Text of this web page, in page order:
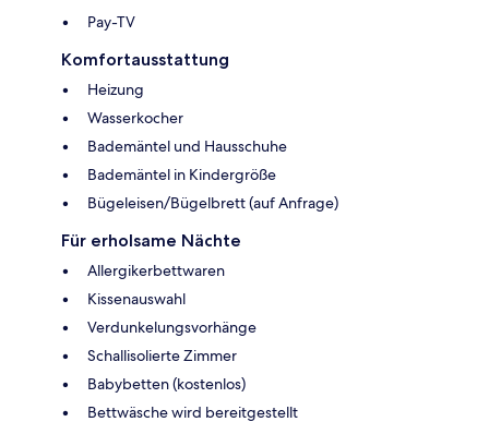
Pay-TV
Komfortausstattung
Heizung
Wasserkocher
Bademäntel und Hausschuhe
Bademäntel in Kindergröße
Bügeleisen/Bügelbrett (auf Anfrage)
Für erholsame Nächte
Allergikerbettwaren
Kissenauswahl
Verdunkelungsvorhänge
Schallisolierte Zimmer
Babybetten (kostenlos)
Bettwäsche wird bereitgestellt